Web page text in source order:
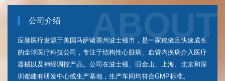
公司介绍
应脉医疗发源于美国马萨诸塞州波士顿市，是一家稳健且快速成长
的全球医疗科技公司，专注于结构性心脏病、血管内疾病介入医疗
器械以及神经调控产品。公司在波士顿、旧金山、上海、北京和深
圳都建有研发中心或生产基地，生产车间均符合GMP标准。